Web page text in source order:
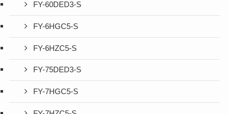
FY-60DED3-S
FY-6HGC5-S
FY-6HZC5-S
FY-75DED3-S
FY-7HGC5-S